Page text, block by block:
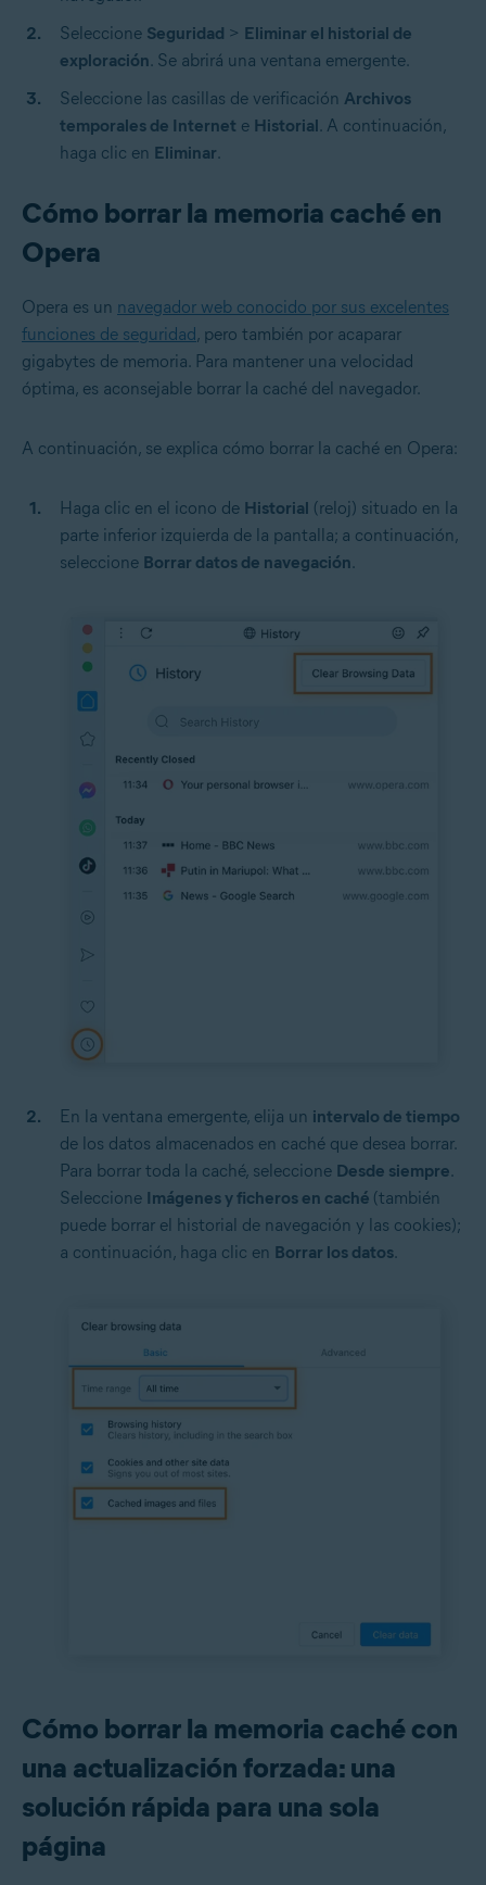
Seleccione Seguridad > Eliminar el historial de
exploración. Se abrirá una ventana emergente.
Seleccione las casillas de verificación Archivos
temporales de Internet e Historial. A continuación,
haga clic en Eliminar.
Cómo borrar la memoria caché en
Opera
Opera es un navegador web conocido por sus excelentes
funciones de seguridad , pero también por acaparar
gigabytes de memoria. Para mantener una velocidad
óptima, es aconsejable borrar la caché del navegador.
A continuación, se explica cómo borrar la caché en Opera:
Haga clic en el icono de Historial (reloj) situado en la
parte inferior izquierda de la pantalla; a continuación,
seleccione Borrar datos de navegación.
En la ventana emergente, elija un intervalo de tiempo
de los datos almacenados en caché que desea borrar.
Para borrar toda la caché, seleccione Desde siempre.
Seleccione Imágenes y ficheros en caché (también
puede borrar el historial de navegación y las cookies);
a continuación, haga clic en Borrar los datos.
Cómo borrar la memoria caché con
una actualización forzada: una
solución rápida para una sola
página